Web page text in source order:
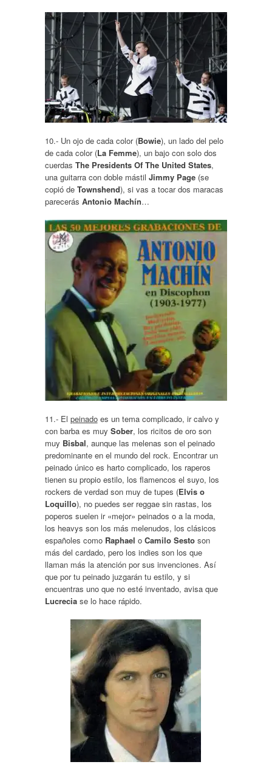
10.- Un ojo de cada color (Bowie), un lado del pelo
de cada color (La Femme), un bajo con solo dos
cuerdas The Presidents Of The United States,
una guitarra con doble mástil Jimmy Page(se
copió de Townshend), si vas a tocar dos maracas
parecerás Antonio Machín…
11.- El peinadoes un tema complicado, ir calvo y
con barba es muy Sober, los ricitos de oro son
muy Bisbal, aunque las melenas son el peinado
predominante en el mundo del rock. Encontrar un
peinado único es harto complicado, los raperos
tienen su propio estilo, los flamencos el suyo, los
rockers de verdad son muy de tupes (Elvis o
Loquillo), no puedes ser reggae sin rastas, los
poperos suelen ir «mejor» peinados o a la moda,
los heavys son los más melenudos, los clásicos
españoles como Raphael o Camilo Sestoson
más del cardado, pero los indies son los que
llaman más la atención por sus invenciones. Así
que por tu peinado juzgarán tu estilo, y si
encuentras uno que no esté inventado, avisa que
Lucreciase lo hace rápido.